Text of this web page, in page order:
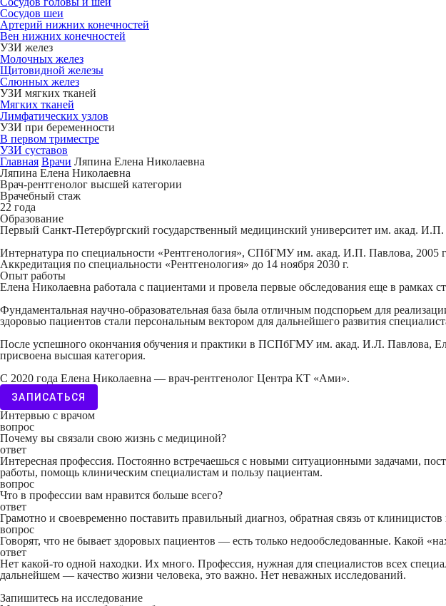
Сосудов шеи
Артерий нижних конечностей
Вен нижних конечностей
УЗИ желез
Молочных желез
Щитовидной железы
Слюнных желез
УЗИ мягких тканей
Мягких тканей
Лимфатических узлов
УЗИ при беременности
В первом триместре
УЗИ суставов
Главная Врачи Ляпина Елена Николаевна
Ляпина Елена Николаевна
Врач-рентгенолог высшей категории
Врачебный стаж
22 года
Образование
Первый Санкт-Петербургский государственный медицинский университет им. акад. И.П.
Интернатура по специальности «Рентгенология», СПбГМУ им. акад. И.П. Павлова, 2005
Аккредитация по специальности «Рентгенология» до 14 ноября 2030 г.
Опыт работы
Елена Николаевна работала с пациентами и провела первые обследования еще в рамках
Фундаментальная научно-образовательная база была отличным подспорьем для
здоровью пациентов стали персональным вектором для дальнейшего развития
После успешного окончания обучения и практики в ПСПбГМУ им. акад. И.Л. Павлова,
присвоена высшая категория.
С 2020 года Елена Николаевна — врач-рентгенолог Центра КТ «Ами».
ЗАПИСАТЬСЯ
Интервью с врачом
вопрос
Почему вы связали свою жизнь с медициной?
ответ
Интересная профессия. Постоянно встречаешься с новыми ситуационными задачами,
работы, помощь клиническим специалистам и пользу пациентам.
вопрос
Что в профессии вам нравится больше всего?
ответ
Грамотно и своевременно поставить правильный диагноз, обратная связь от
вопрос
Говорят, что не бывает здоровых пациентов — есть только недообследованные. Какой
ответ
Нет какой-то одной находки. Их много. Профессия, нужная для специалистов всех
дальнейшем — качество жизни человека, это важно. Нет неважных исследований.
Запишитесь на исследование